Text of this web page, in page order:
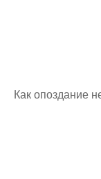
Как опоздание